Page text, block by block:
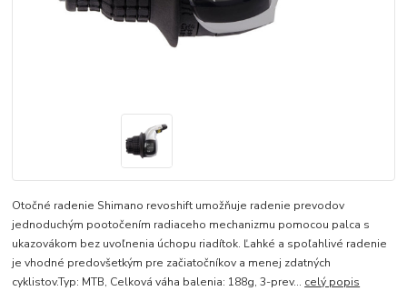
Otočné radenie Shimano revoshift umožňuje radenie prevodov
jednoduchým pootočením radiaceho mechanizmu pomocou palca s
ukazovákom bez uvoľnenia úchopu riadítok. Ľahké a spoľahlivé radenie
je vhodné predovšetkým pre začiatočníkov a menej zdatných
cyklistov.Typ: MTB, Celková váha balenia: 188g, 3-prev... celý popis